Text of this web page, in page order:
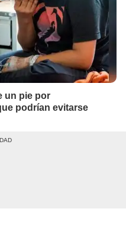
un pie por
podrían evitarse